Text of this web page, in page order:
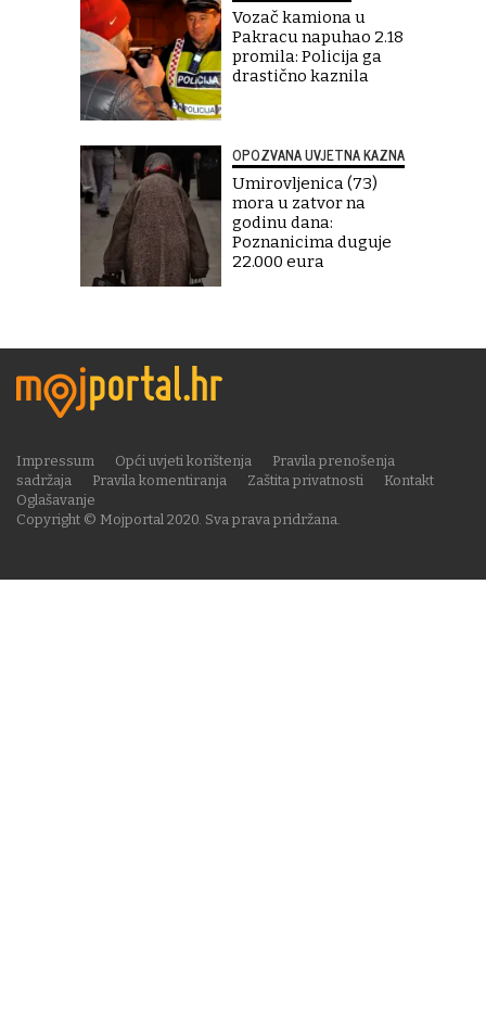
Vozač kamiona u
Pakracu napuhao 2.18
promila: Policija ga
drastično kaznila
OPOZVANA UVJETNA KAZNA
Umirovljenica (73)
mora u zatvor na
godinu dana:
Poznanicima duguje
22.000 eura
Copyright © Mojportal 2020. Sva prava pridržana.
Impressum Opći uvjeti korištenja
Pravila prenošenja
sadržaja
Pravila komentiranja Zaštita privatnosti
Kontakt
Oglašavanje